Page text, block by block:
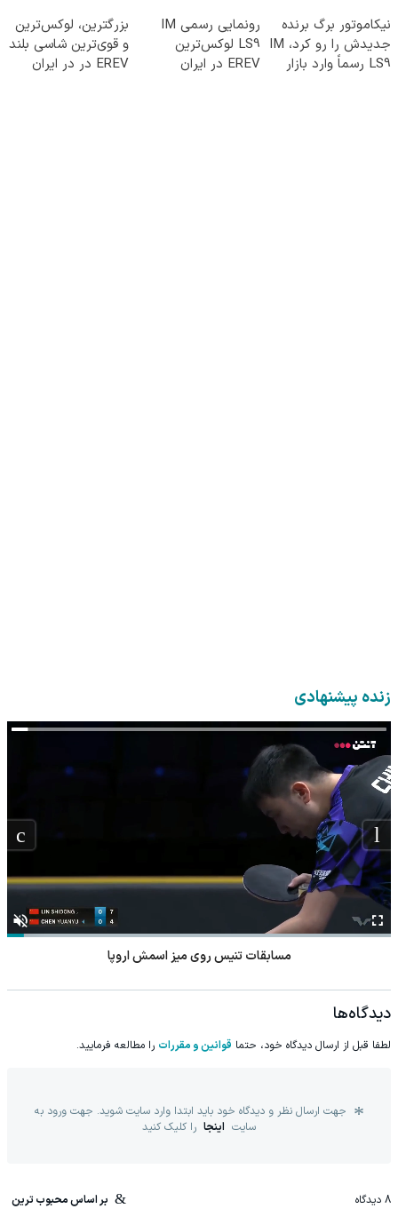
نیکاموتور برگ برنده
جدیدش را رو کرد، IM
LS9 رسماً وارد بازار
رونمایی رسمی IM
LS9 لوکس‌ترین
EREV در ایران
بزرگترین، لوکس‌ترین
و قوی‌ترین شاسی بلند
EREV در در ایران
زنده پیشنهادی
مسابقات تنیس روی میز اسمش اروپا
دیدگاه‌ها
لطفا قبل از ارسال دیدگاه خود، حتما قوانین و مقررات را مطالعه فرمایید.
جهت ارسال نظر و دیدگاه خود باید ابتدا وارد سایت شوید. جهت ورود به
سایت اینجا را کلیک کنید
8 دیدگاه بر اساس محبوب ترین